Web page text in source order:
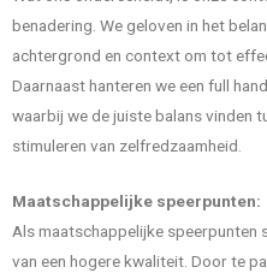
benadering. We geloven in het
achtergrond en context om tot
Daarnaast hanteren we een full
waarbij we de juiste balans vinden
stimuleren van zelfredzaamheid.
Maatschappelijke speerpunten:
Als maatschappelijke speerpunten
van een hogere kwaliteit. Door te